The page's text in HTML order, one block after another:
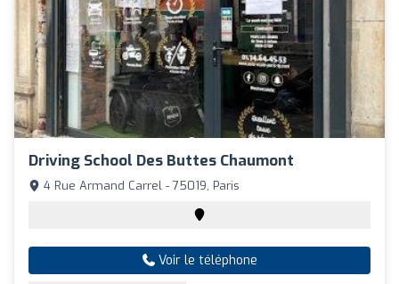
Driving School Des Buttes Chaumont
4 Rue Armand Carrel - 75019, Paris
Voir le téléphone